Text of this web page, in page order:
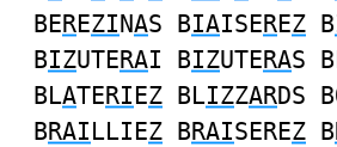
BEREZINAS BIAISEREZ B
BIZUTERAI BIZUTERAS
BLATERIEZ BLIZZARDS
BRAILLIEZ BRAISEREZ B